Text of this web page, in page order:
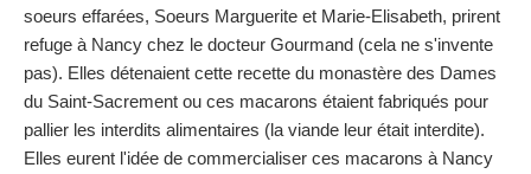
soeurs effarées, Soeurs Marguerite et Marie-Elisabeth, prirent
refuge à Nancy chez le docteur Gourmand (cela ne s'invente
pas). Elles détenaient cette recette du monastère des Dames
du Saint-Sacrement ou ces macarons étaient fabriqués pour
pallier les interdits alimentaires (la viande leur était interdite).
Elles eurent l'idée de commercialiser ces macarons à Nancy